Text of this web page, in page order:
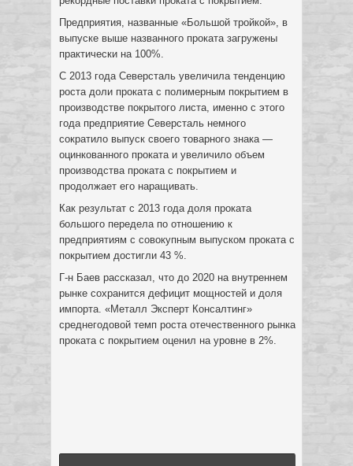
Предприятия, названные «Большой тройкой», в
выпуске выше названного проката загружены
практически на 100%.
С 2013 года Северсталь увеличила тенденцию
роста доли проката с полимерным покрытием в
производстве покрытого листа, именно с этого
года предприятие Северсталь немного
сократило выпуск своего товарного знака —
оцинкованного проката и увеличило объем
производства проката с покрытием и
продолжает его наращивать.
Как результат с 2013 года доля проката
большого передела по отношению к
предприятиям с совокупным выпуском проката с
покрытием достигли 43 %.
Г-н Баев рассказал, что до 2020 на внутреннем
рынке сохранится дефицит мощностей и доля
импорта. «Металл Эксперт Консалтинг»
среднегодовой темп роста отечественного рынка
проката с покрытием оценил на уровне в 2%.